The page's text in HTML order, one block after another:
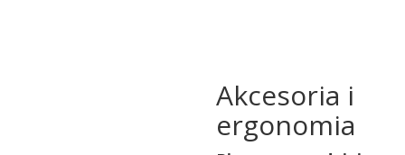
Akcesoria i
ergonomia